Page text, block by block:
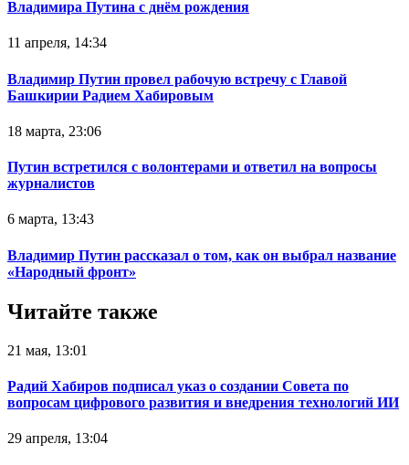
Владимира Путина с днём рождения
11 апреля, 14:34
Владимир Путин провел рабочую встречу с Главой
Башкирии Радием Хабировым
18 марта, 23:06
Путин встретился с волонтерами и ответил на вопросы
журналистов
6 марта, 13:43
Владимир Путин рассказал о том, как он выбрал название
«Народный фронт»
Читайте также
21 мая, 13:01
Радий Хабиров подписал указ о создании Совета по
вопросам цифрового развития и внедрения технологий ИИ
29 апреля, 13:04